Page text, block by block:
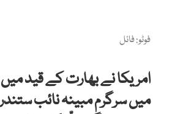
فوٹو: فائل
امریکا نے بھارت کے قید
میں سرگرم مبینہ نائب